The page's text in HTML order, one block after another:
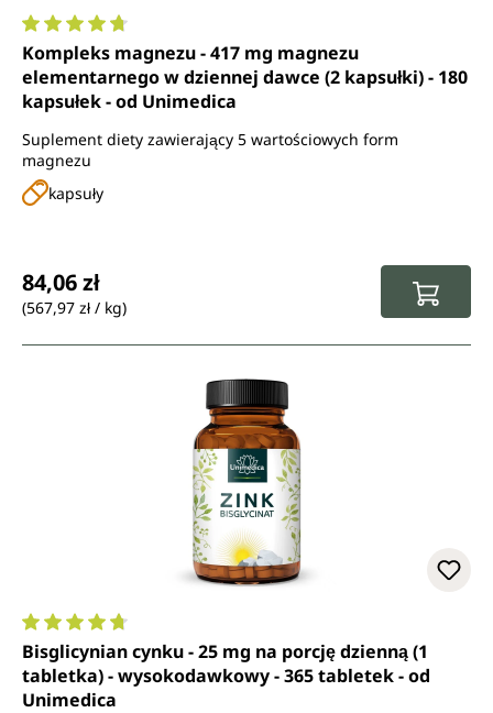
Średnia ocena 4.7 z 5 gwiazdek
Kompleks magnezu - 417 mg magnezu
elementarnego w dziennej dawce (2 kapsułki) - 180
kapsułek - od Unimedica
Suplement diety zawierający 5 wartościowych form
magnezu
kapsuły
84,06 zł
(567,97 zł / kg)
Średnia ocena 4.8 z 5 gwiazdek
Bisglicynian cynku - 25 mg na porcję dzienną (1
tabletka) - wysokodawkowy - 365 tabletek - od
Unimedica